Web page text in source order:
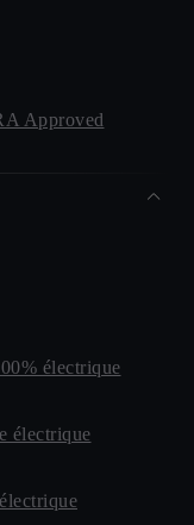
Approved
électrique
électrique